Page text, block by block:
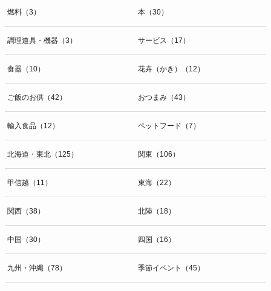
ＦＡＸ：047-401-6847
燃料（3） 本（30）
調理道具・機器（3） サービス（17）
食器（10） 花卉（かき）（12）
ご飯のお供（42） おつまみ（43）
輸入食品（12） ペットフード（7）
北海道・東北（125） 関東（106）
甲信越（11） 東海（22）
関西（38） 北陸（18）
中国（30） 四国（16）
九州・沖縄（78） 季節イベント（45）